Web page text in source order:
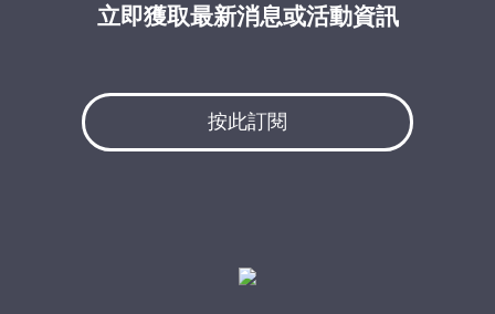
立即獲取最新消息或活動資訊
按此訂閱